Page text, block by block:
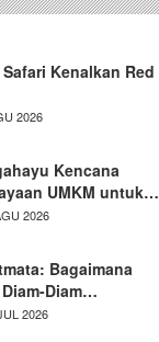
Kenalkan Red
2026
Kencana
UMKM untuk…
2026
Bagaimana
Diam…
2026